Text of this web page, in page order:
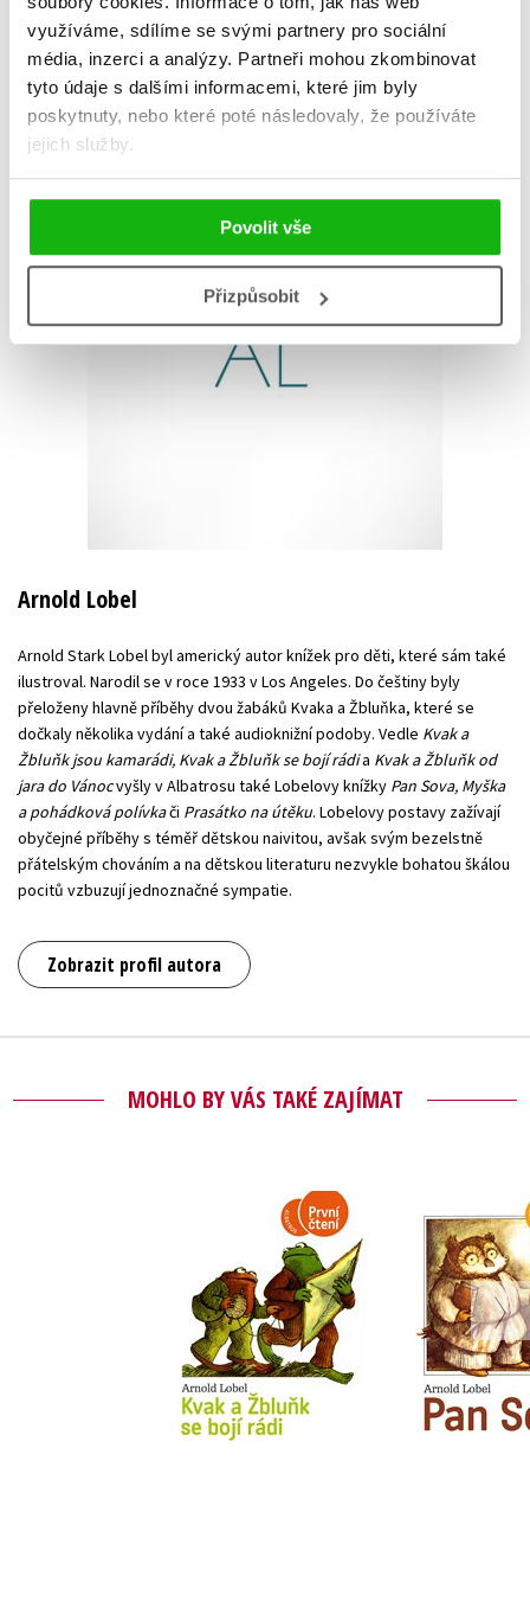
využíváme, sdílíme se svými partnery pro sociální
média, inzerci a analýzy. Partneři mohou zkombinovat
tyto údaje s dalšími informacemi, které jim byly
poskytnuty, nebo které poté následovaly, že používáte
jejich služby.
Povolit vše
Přizpůsobit
AUTOR KNIHY
Arnold Lobel
Arnold Stark Lobel byl americký autor knížek pro děti, které sám také
ilustroval. Narodil se v roce 1933 v Los Angeles. Do češtiny byly
přeloženy hlavně příběhy dvou žabáků Kvaka a Žbluňka, které se
dočkaly několika vydání a také audioknižní podoby. Vedle Kvak a
Žbluňk jsou kamarádi, Kvak a Žbluňk se bojí rádia Kvak a Žbluňk od
jara do Vánocvyšly v Albatrosu také Lobelovy knížky Pan Sova, Myška
a pohádková polívkači Prasátko na útěku. Lobelovy postavy zažívají
obyčejné příběhy s téměř dětskou naivitou, avšak svým bezelstně
přátelským chováním a na dětskou literaturu nezvykle bohatou škálou
pocitů vzbuzují jednoznačné sympatie.
Zobrazit profil autora
MOHLO BY VÁS TAKÉ ZAJÍMAT
Kvak a Žbluňk se
bojí rádi
Arnold Lobel
Do košíku
Pan
Arnold
Do